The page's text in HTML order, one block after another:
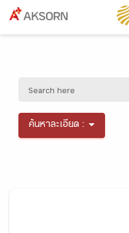
ค้นหาละเอียด :